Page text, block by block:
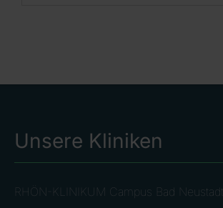
Unsere Kliniken
RHÖN-KLINIKUM Campus Bad Neustadt